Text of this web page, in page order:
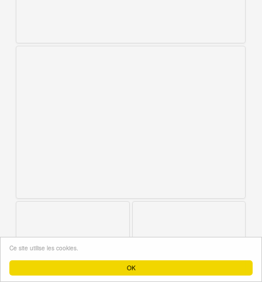
OK
Ce site utilise les cookies.